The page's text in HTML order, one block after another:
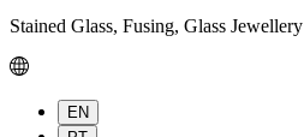
Stained Glass, Fusing, Glass Jewellery
EN